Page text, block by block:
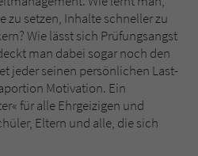
zu setzen, Inhalte schneller zu
Wie lässt sich Prüfungsangst
man dabei sogar noch den
jeder seinen persönlichen Last-
Motivation. Ein
für alle Ehrgeizigen und
Eltern und alle, die sich
Medien GmbH & Co. KG
gewährleistet die
der Webseite mit dem
wird benötigt um z. B. den
des Kontaktformulars zu